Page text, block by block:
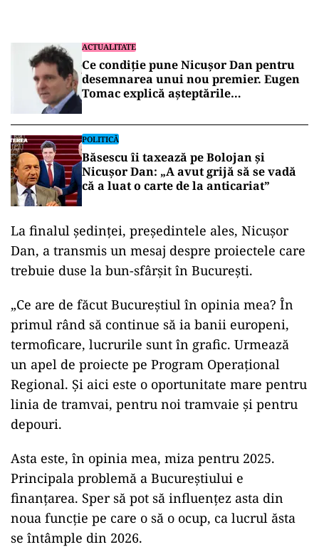
ACTUALITATE
Ce condiție pune Nicușor Dan pentru
Tomac explică așteptările
președintelui
POLITICĂ
Băsescu îi taxează pe Bolojan și
Nicușor Dan: „A avut grijă să se vadă
că a luat o carte de la anticariat”
Dan, a transmis un mesaj despre proiectele care
trebuie duse la bun-sfârşit în Bucureşti.
„Ce are de făcut Bucureștiul în opinia mea? În
primul rând să continue să ia banii europeni,